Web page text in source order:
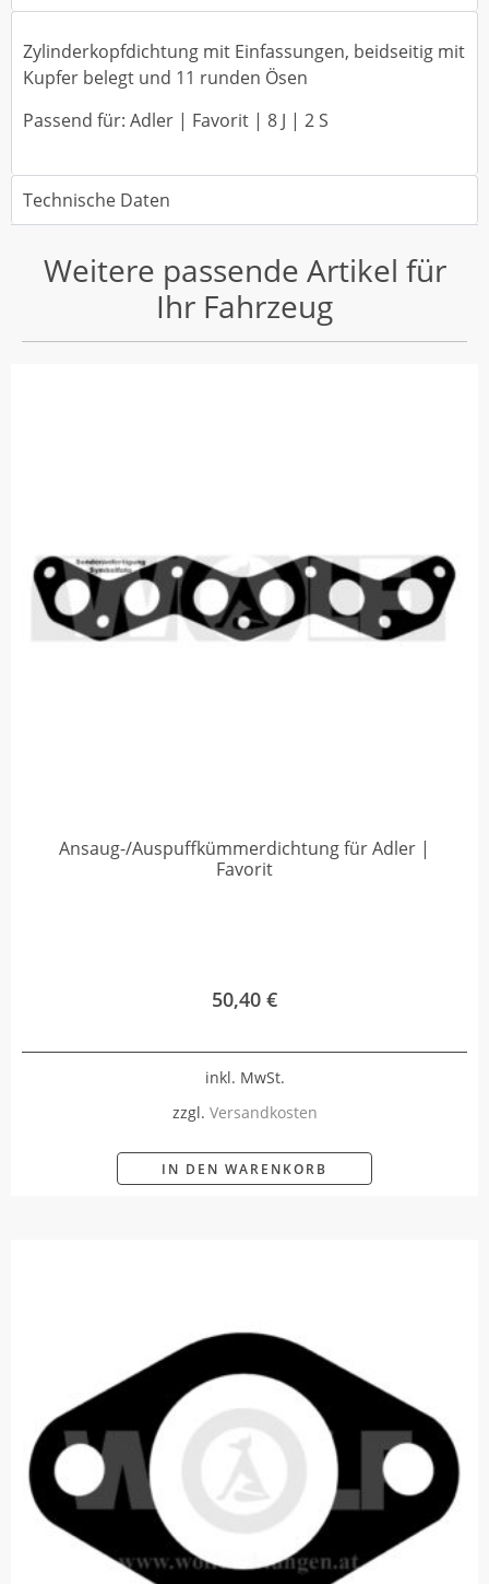
Zylinderkopfdichtung mit Einfassungen, beidseitig mit
Kupfer belegt und 11 runden Ösen
Passend für: Adler | Favorit | 8 J | 2 S
Technische Daten
Weitere passende Artikel für
Ihr Fahrzeug
Ansaug-/Auspuffkümmerdichtung für Adler |
Favorit
50,40 €
inkl. MwSt.
zzgl. Versandkosten
IN DEN WARENKORB